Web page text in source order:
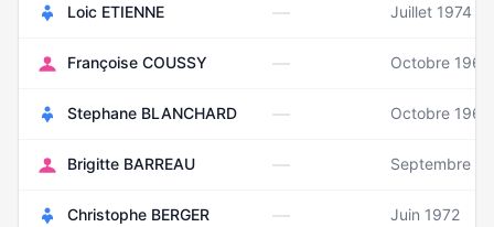
Loic ETIENNE — Juillet 1974
Françoise COUSSY — Octobre 1964
Stephane BLANCHARD — Octobre 1969
Brigitte BARREAU — Septembre
Christophe BERGER — Juin 1972